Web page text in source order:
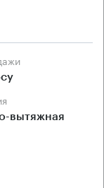
вытяжная